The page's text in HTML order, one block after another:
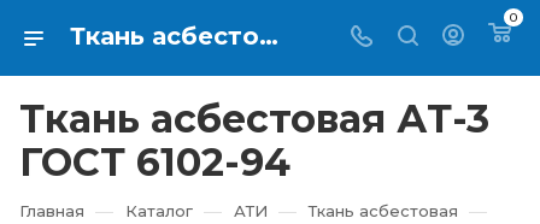
Ткань асбестовая АТ-3 ГОСТ 6102-94 купить в Екатеринбурге ⇨ RTI-KUPI
0
Ткань асбестовая АТ-3
ГОСТ 6102-94
Главная — Каталог — АТИ — Ткань асбестовая —